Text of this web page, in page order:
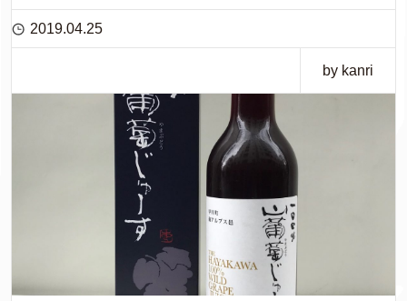
2019.04.25
by kanri